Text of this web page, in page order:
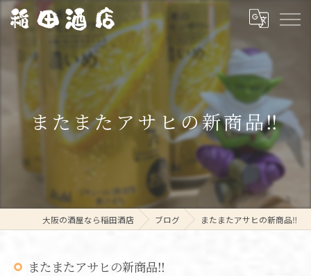
またまたアサヒの新商品‼️
大阪の酒屋なら稲田酒店 ブログ またまたアサヒの新商品‼️
またまたアサヒの新商品‼️